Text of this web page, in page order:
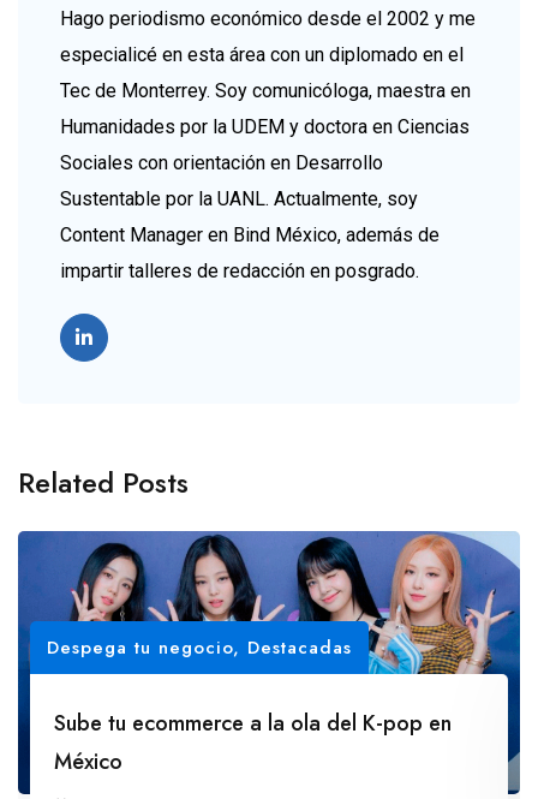
Hago periodismo económico desde el 2002 y me
especialicé en esta área con un diplomado en el
Tec de Monterrey. Soy comunicóloga, maestra en
Humanidades por la UDEM y doctora en Ciencias
Sociales con orientación en Desarrollo
Sustentable por la UANL. Actualmente, soy
Content Manager en Bind México, además de
impartir talleres de redacción en posgrado.
Related Posts
Despega tu negocio, Destacadas
Sube tu ecommerce a la ola del K-pop en
México